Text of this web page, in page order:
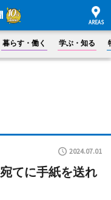
暮らす・働く 学ぶ・知る
2024.07.01
てに手紙を送れ